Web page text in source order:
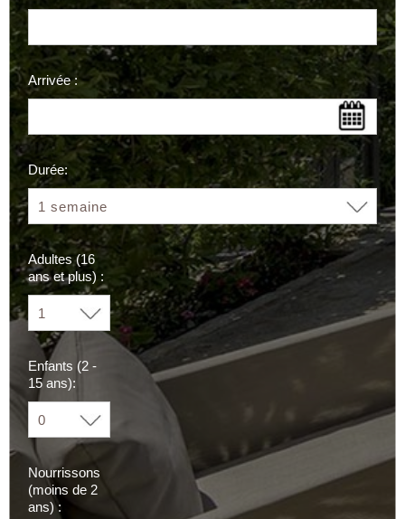
Arrivée :
Durée:
Adultes (16
ans et plus) :
Enfants (2 -
15 ans):
Nourrissons
(moins de 2
ans) :